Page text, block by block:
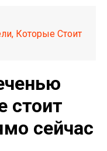
Которые Стоит
стоит
сейчас